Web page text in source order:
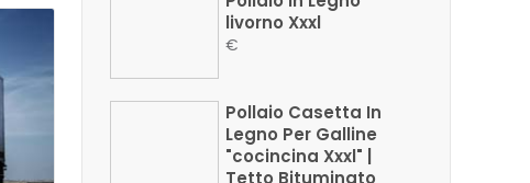
livorno Xxxl
€
Pollaio Casetta In
Legno Per Galline
"cocincina Xxxl" |
Tetto Bituminato